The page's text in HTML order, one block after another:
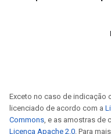
Exceto no caso de indicação
licenciado de acordo com a
Commons, e as amostras de
Licença Apache 2.0. Para